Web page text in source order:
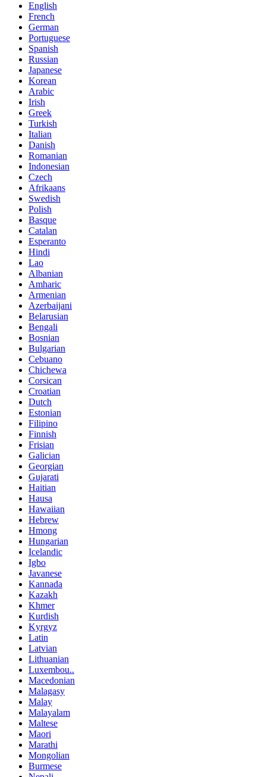
English
French
German
Portuguese
Spanish
Russian
Japanese
Korean
Arabic
Irish
Greek
Turkish
Italian
Danish
Romanian
Indonesian
Czech
Afrikaans
Swedish
Polish
Basque
Catalan
Esperanto
Hindi
Lao
Albanian
Amharic
Armenian
Azerbaijani
Belarusian
Bengali
Bosnian
Bulgarian
Cebuano
Chichewa
Corsican
Croatian
Dutch
Estonian
Filipino
Finnish
Frisian
Galician
Georgian
Gujarati
Haitian
Hausa
Hawaiian
Hebrew
Hmong
Hungarian
Icelandic
Igbo
Javanese
Kannada
Kazakh
Khmer
Kurdish
Kyrgyz
Latin
Latvian
Lithuanian
Luxembou..
Macedonian
Malagasy
Malay
Malayalam
Maltese
Maori
Marathi
Mongolian
Burmese